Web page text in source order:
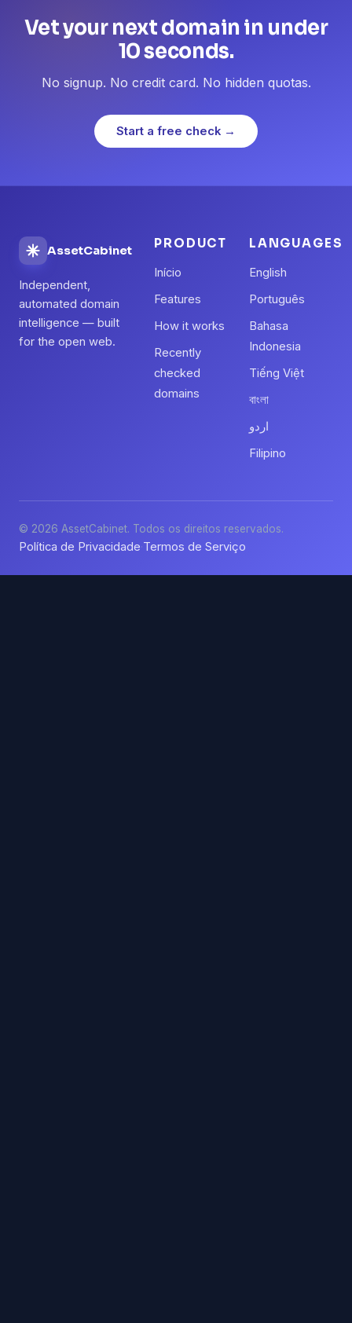
Vet your next domain in under
10 seconds.
No signup. No credit card. No hidden quotas.
Start a free check →
AssetCabinet
Independent,
automated domain
intelligence — built
for the open web.
PRODUCT
Início
Features
How it works
Recently
checked
domains
LANGUAGES
English
Português
Bahasa
Indonesia
Tiếng Việt
বাংলা
اردو
Filipino
© 2026 AssetCabinet. Todos os direitos reservados.
Política de Privacidade·Termos de Serviço